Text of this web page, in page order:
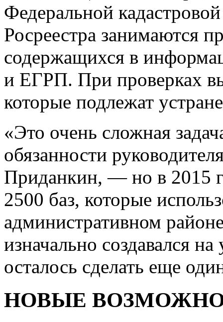
Федеральной
Росреестра занимаются
содержащихся в
и ЕГРП. При проверках
которые подлежат
«Это очень сложная
обязанности
Приданкин, — но в 2015
2500 баз, которые
административном
изначально создавался
осталось сделать еще
НОВЫЕ